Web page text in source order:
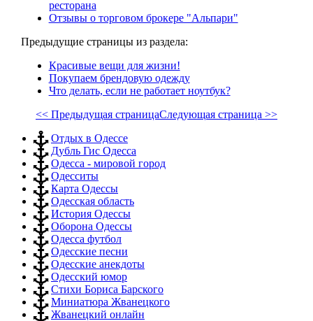
ресторана
Отзывы о торговом брокере "Альпари"
Предыдущие страницы из раздела:
Красивые вещи для жизни!
Покупаем брендовую одежду
Что делать, если не работает ноутбук?
<< Предыдущая страницаСледующая страница >>
Отдых в Одессе
Дубль Гис Одесса
Одесса - мировой город
Одесситы
Карта Одессы
Одесская область
История Одессы
Оборона Одессы
Одесса футбол
Одесские песни
Одесские анекдоты
Одесский юмор
Стихи Бориса Барского
Миниатюра Жванецкого
Жванецкий онлайн